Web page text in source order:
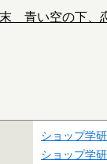
末 青い空の下、
ショップ学
ショップ学